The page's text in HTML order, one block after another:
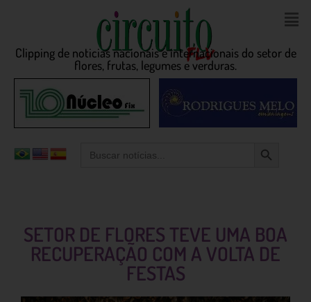
Clipping de noticias nacionais e internacionais do setor de
flores, frutas, legumes e verduras.
for:
SETOR DE FLORES TEVE UMA BOA
RECUPERAÇÃO COM A VOLTA DE
FESTAS